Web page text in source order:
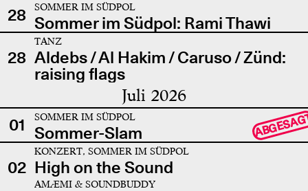
28
SOMMER IM SÜDPOL
Sommer im Südpol: Rami Thawi
28
TANZ
Aldebs / Al Hakim / Caruso / Zünd:
raising flags
Juli 2026
01 SOMMER IM SÜDPOL
Sommer-Slam
02
KONZERT, SOMMER IM SÜDPOL
High on the Sound
AMÆMI & SOUNDBUDDY